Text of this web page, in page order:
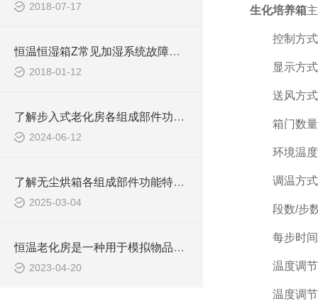
2018-07-17
恒温恒湿箱Z常见加湿系统故障如何处理
2018-01-12
了解步入式老化房各组成部件功能特点才能更好的使用它
2024-06-12
了解无尘烘箱各组成部件功能特点才能好的使用它
2025-03-04
恒温老化房是一种用于模拟物品长时间使用过程中的老化状况的设备
2023-04-20
生化培养箱
控制方式
显示方式
送风方式
箱门数量
环境温度
调温方式
段数/步数
每步时间
温度调节
温度调节